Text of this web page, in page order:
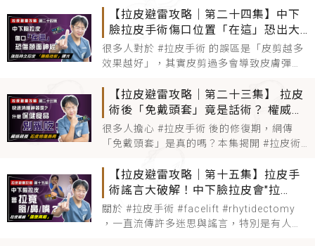
是過時的觀念，若 #facelift 的向量錯誤， #
中臉拉皮 容易被拉扁而顯得不自然。真正的
關鍵在於必須進行 #跨韌帶拉皮 並結合
#rhytidectomy 的 #深層復
【拉皮避雷攻略｜第二十四集】中下
臉拉皮手術傷口位置「在這」恐出大
事！ 易傷顏面神經、留醜疤
很多人對於 #拉皮手術 的誤區是「皮剪越多
效果越好」，其實皮剪過多會導致皮膚彈性
疤 風險。本集從醫學實證揭開 #中下臉拉皮
的 #拉皮傷口位置 真相，並探討 #跨韌帶拉
皮 如何透過深層處理在不留醜疤的前提下，
達到自然的 #facelift 效果，避免因錯誤手術
【拉皮避雷攻略｜第二十三集】 拉皮
術後「免戴頭套」竟是話術？ 權威
揭：保健食品禁忌、神級消腫黑科
技！
很多人擔心 #拉皮手術 後的修復期，網傳
「免戴頭套」是真的嗎？本集揭開 #拉皮術
預防組織液增生、幫助術後 #消腫 的關鍵。
除了物理加壓，術前 #保健食品 的攝取也有
禁忌，若影響凝血功能恐增加出血風險。針
對無法長時間佩戴的人，影片也分享了
#facelift
【拉皮避雷攻略｜第十五集】拉皮手
術謠言大破解！中下臉拉皮會"拉
寬"臉、鼻、嘴嗎？ 拉皮權威「還原真
相」
關於 #拉皮手術 #facelift #rhytidectomy
，一直流傳許多迷思與謠言，特別是有人擔